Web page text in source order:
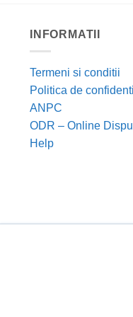
INFORMATII
Termeni si conditii
Politica de
ANPC
ODR – Online
Help